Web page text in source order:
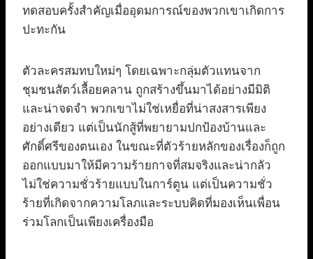
ทดสอบครั้งสำคัญเมื่ออุดมการณ์ของพวกเขาเกิดการ
ปะทะกัน
ตัวละครสมทบใหม่ๆ โดยเฉพาะกลุ่มตัวแทนจาก
ชุมชนสัตว์เลื้อยคลาน ถูกสร้างขึ้นมาได้อย่างมีมิติ
และน่าจดจำ พวกเขาไม่ใช่เหยื่อที่น่าสงสารเพียง
อย่างเดียว แต่เป็นนักสู้ที่พยายามปกป้องบ้านและ
ศักดิ์ศรีของตนเอง ในขณะที่ตัวร้ายหลักของเรื่องก็ถูก
ออกแบบมาให้มีความร้ายกาจที่สมจริงและน่ากลัว
ไม่ใช่ความชั่วร้ายแบบในการ์ตูน แต่เป็นความชั่ว
ร้ายที่เกิดจากความโลภและระบบคิดที่มองเห็นเพื่อน
ร่วมโลกเป็นเพียงเครื่องมือ